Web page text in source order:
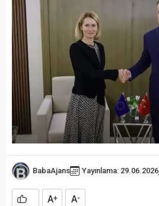
BabaAjans Yayınlama: 29.06.2026
A+ A-